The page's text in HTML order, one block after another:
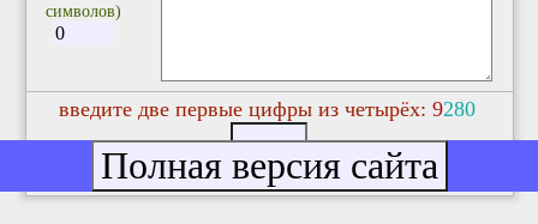
символов)
введите две первые цифры из четырёх: 9280